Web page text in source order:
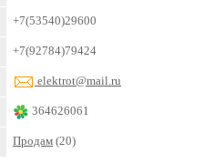
+7(53540)29600
+7(92784)79424
elektrot@mail.ru
364626061
Продам (20)